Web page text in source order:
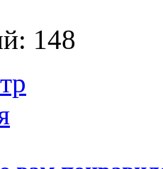
148